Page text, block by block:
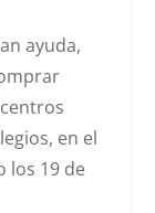
ayuda,
en el
los 19 de